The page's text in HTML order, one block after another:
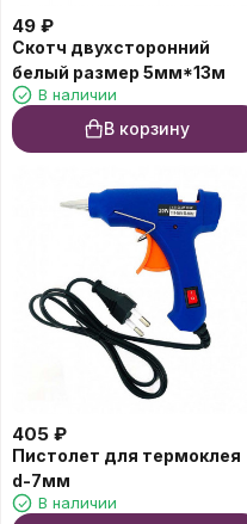
49 ₽
Скотч двухсторонний
белый размер 5мм*13м
В наличии
В корзину
405 ₽
Пистолет для термоклея
d-7мм
В наличии